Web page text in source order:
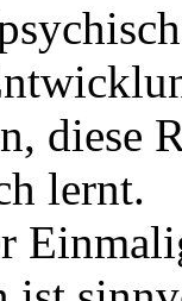
diese
lernt.